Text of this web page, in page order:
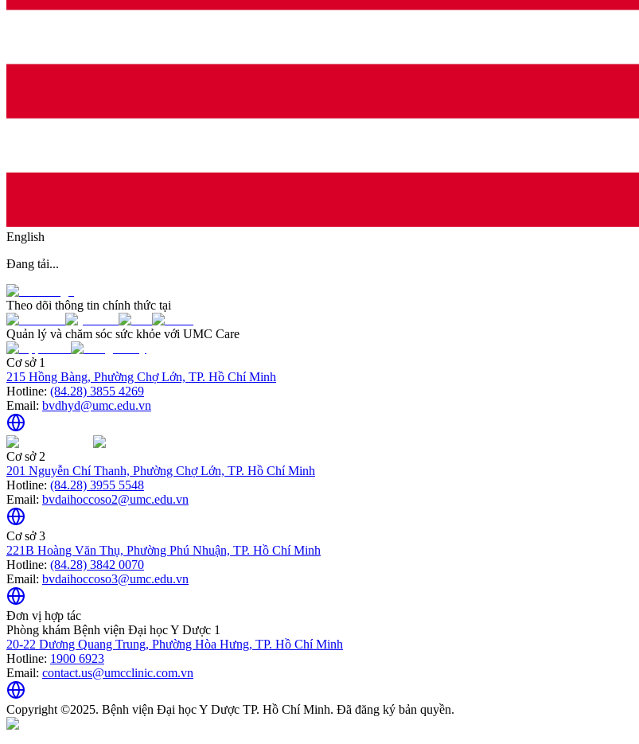
English
Đang tải...
Theo dõi thông tin chính thức tại
Quản lý và chăm sóc sức khỏe với UMC Care
Cơ sở 1
215 Hồng Bàng, Phường Chợ Lớn, TP. Hồ Chí Minh
Hotline: (84.28) 3855 4269
Email: bvdhyd@umc.edu.vn
Cơ sở 2
201 Nguyễn Chí Thanh, Phường Chợ Lớn, TP. Hồ Chí Minh
Hotline: (84.28) 3955 5548
Email: bvdaihoccoso2@umc.edu.vn
Cơ sở 3
221B Hoàng Văn Thụ, Phường Phú Nhuận, TP. Hồ Chí Minh
Hotline: (84.28) 3842 0070
Email: bvdaihoccoso3@umc.edu.vn
Đơn vị hợp tác
Phòng khám Bệnh viện Đại học Y Dược 1
20-22 Dương Quang Trung, Phường Hòa Hưng, TP. Hồ Chí Minh
Hotline: 1900 6923
Email: contact.us@umcclinic.com.vn
Copyright ©2025. Bệnh viện Đại học Y Dược TP. Hồ Chí Minh. Đã đăng ký bản quyền.